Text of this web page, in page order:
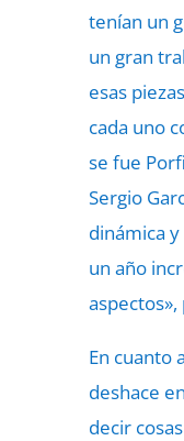
tenían un
un gran
esas
cada uno
se fue
Sergio
dinámica
un año
En cuanto
deshace
decir